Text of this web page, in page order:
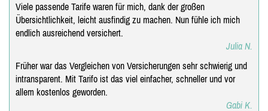
Viele passende Tarife waren für mich, dank der großen
Übersichtlichkeit, leicht ausfindig zu machen. Nun fühle ich mich
endlich ausreichend versichert.
Julia N.
Früher war das Vergleichen von Versicherungen sehr schwierig und
intransparent. Mit Tarifo ist das viel einfacher, schneller und vor
allem kostenlos geworden.
Gabi K.